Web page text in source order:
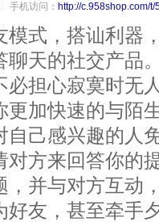
手机访问： http://c.958shop.com/t/
式，搭讪利器
聊天的社交产品
必担心寂寞时无
更加快速的与陌
自己感兴趣的人
对方来回答你的
，并与对方互动
好友，甚至牵手